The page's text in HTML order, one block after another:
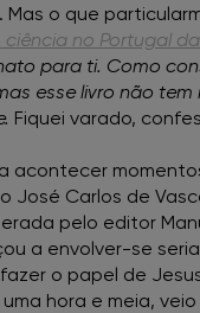
FNAC
FNAC Vila
FNAC Viseu
o que
ciência no Portugal
para ti. Como
esse livro não tem
Fiquei varado,
acontecer
José Carlos de
pelo editor
a envolver-se
o papel de
hora e meia,